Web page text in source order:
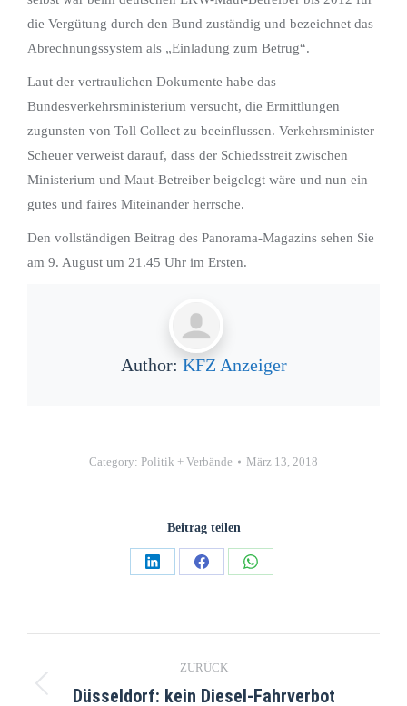
die Vergütung durch den Bund zuständig und bezeichnet das
Abrechnungssystem als „Einladung zum Betrug“.
Laut der vertraulichen Dokumente habe das
Bundesverkehrsministerium versucht, die Ermittlungen
zugunsten von Toll Collect zu beeinflussen. Verkehrsminister
Scheuer verweist darauf, dass der Schiedsstreit zwischen
Ministerium und Maut-Betreiber beigelegt wäre und nun ein
gutes und faires Miteinander herrsche.
Den vollständigen Beitrag des Panorama-Magazins sehen Sie
am 9. August um 21.45 Uhr im Ersten.
Author: KFZ Anzeiger
Category: Politik + Verbände März 13, 2018
Beitrag teilen
ZURÜCK
Düsseldorf: kein Diesel-Fahrverbot